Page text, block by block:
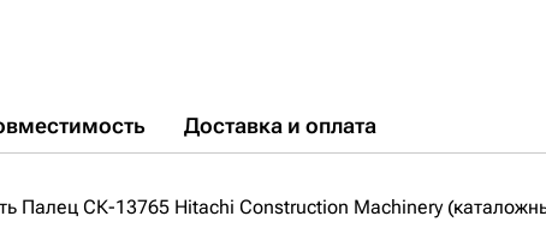
Доставка и оплата
Палец СК-13765 Hitachi Construction Machinery